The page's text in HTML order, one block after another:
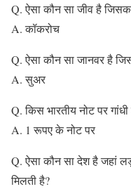
Q. ऐसा कौन सा जीव है
A. कॉकरोच
Q. ऐसा कौन सा जानवर है
A. सुअर
Q. किस भारतीय नोट पर
A. 1 रूपए के नोट पर
Q. ऐसा कौन सा देश है जहां
मिलती है?